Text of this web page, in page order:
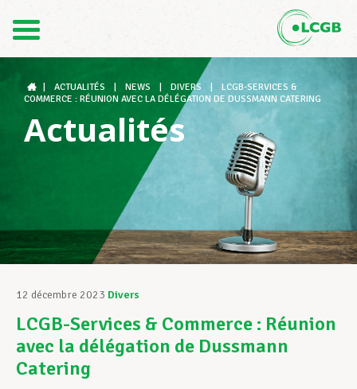
DE
Le LCGB
Structures syndicales
Assistance au Travail
Vos droits
ACTUALITÉS NEWS DIVERS
LCGB-SERVICES &
COMMERCE : RÉUNION AVEC LA DÉLÉGATION DE DUSSMANN CATERING
Actualités
12 décembre 2023 Divers
LCGB-Services & Commerce : Réunion
avec la délégation de Dussmann
Catering